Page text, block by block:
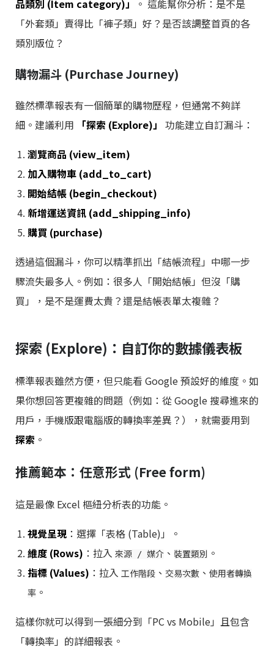
品類別 (Item category)」
。 這能幫你分析：是不是
「外套類」賣得比「褲子類」好？是否該調整首頁的各
類別版位？
購物漏斗 (Purchase Journey)
雖然標準報表有一個簡單的購物歷程，但通常不夠詳
細。建議利用
「探索 (Explore)」 功能建立自訂漏斗：
瀏覽商品 (view_item)
加入購物車 (add_to_cart)
開始結帳 (begin_checkout)
新增運送資訊 (add_shipping_info)
購買 (purchase)
透過這個漏斗，你可以精準抓出「結帳流程」中哪一步
驟流失最多人。例如：很多人「開始結帳」但沒「購
買」，是不是運費太貴？還是結帳表單太複雜？
探索 (Explore)：自訂你的數據儀表板
標準報表雖然方便，但只能看 Google 預設好的維度。如
果你想回答更複雜的問題（例如：從 Google 搜尋進來的
用戶，手機版跟電腦版的轉換率差異？），就需要用到
探索 。
推薦範本：任意形式 (Free form)
這是最像 Excel 樞紐分析表的功能。
視覺呈現 ：選擇「表格 (Table)」。
維度 (Rows) ：拉入 來源 / 媒介 、 裝置類別
。
指標 (Values) ：拉入 工作階段 、 交易次數 、 使用者轉換
率 。
這樣你就可以得到一張細分到「PC vs Mobile」且包含
「轉換率」的詳細報表。